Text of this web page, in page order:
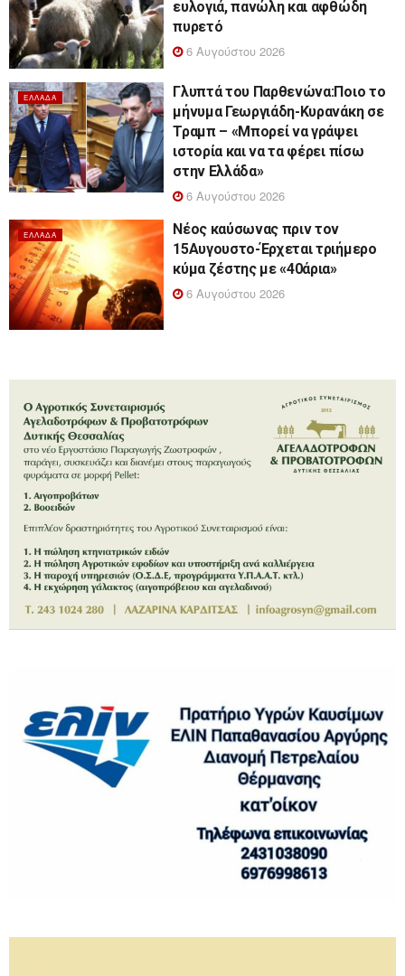
ευλογιά, πανώλη και αφθώδη
πυρετό
6 Αυγούστου 2026
ΕΛΛΆΔΑ
Γλυπτά του Παρθενώνα:Ποιο το
μήνυμα Γεωργιάδη-Κυρανάκη σε
Τραμπ – «Μπορεί να γράψει
ιστορία και να τα φέρει πίσω
στην Ελλάδα»
6 Αυγούστου 2026
ΕΛΛΆΔΑ
Νέος καύσωνας πριν τον
15Αυγουστο-Έρχεται τριήμερο
κύμα ζέστης με «40άρια»
6 Αυγούστου 2026